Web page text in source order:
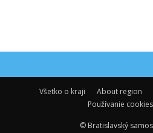
Všetko o kraji
About region
Používanie cookies
© Bratislavský